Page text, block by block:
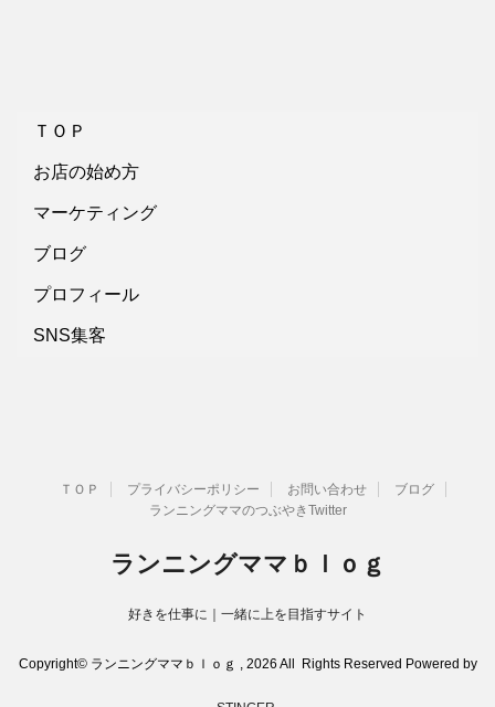
ＴＯＰ
お店の始め方
マーケティング
ブログ
プロフィール
SNS集客
ＴＯＰ プライバシーポリシー お問い合わせ
ブログ
ランニングママのつぶやきTwitter
ランニングママｂｌｏｇ
好きを仕事に｜一緒に上を目指すサイト
Copyright© ランニングママｂｌｏｇ , 2026 All Rights Reserved Powered by